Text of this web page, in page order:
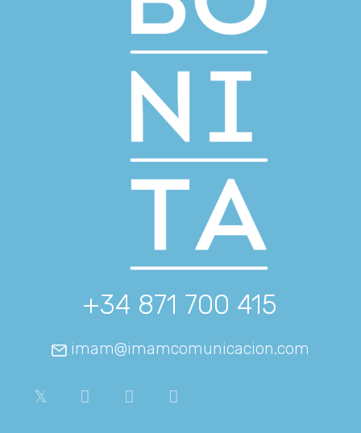
+34 871 700 415
imam@imamcomunicacion.com